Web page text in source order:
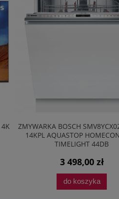
ODKURZACZ BEZWORKOWY
ECO VM3041
254,95 zł
do koszyka